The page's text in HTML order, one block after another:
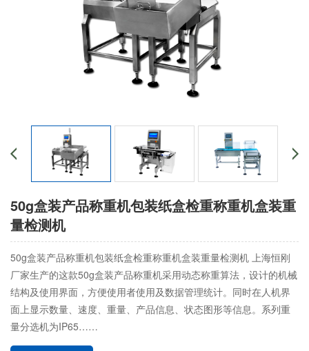
50g盒装产品称重机包装纸盒检重称重机盒装重
量检测机
50g盒装产品称重机包装纸盒检重称重机盒装重量检测机 上海恒刚
厂家生产的这款50g盒装产品称重机采用动态称重算法，设计的机械
结构及使用界面，方便使用者使用及数据管理统计。同时在人机界
面上显示数量、速度、重量、产品信息、状态图形等信息。系列重
量分选机为IP65……